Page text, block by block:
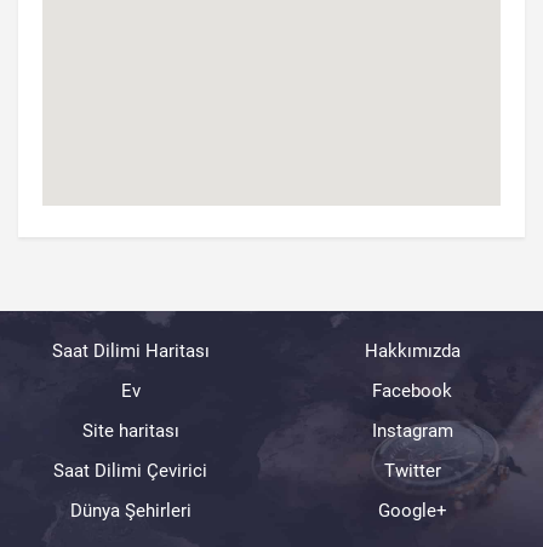
Saat Dilimi Haritası
Ev
Site haritası
Saat Dilimi Çevirici
Dünya Şehirleri
Hakkımızda
Facebook
Instagram
Twitter
Google+